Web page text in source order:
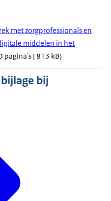
met zorgprofessionals en
middelen in het
pagina's | 813 kB)
bij